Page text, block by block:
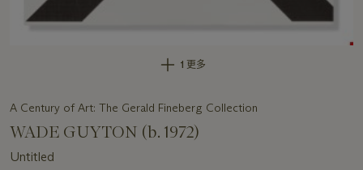
1 更多
A Century of Art: The Gerald Fineberg Collection
WADE GUYTON (b. 1972)
Untitled